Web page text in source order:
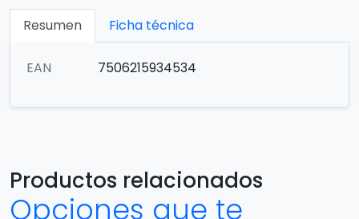
Resumen Ficha técnica
EAN 7506215934534
Productos relacionados
Opciones que te